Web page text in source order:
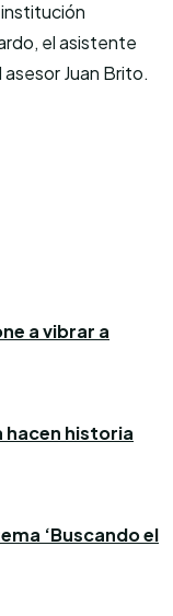
el asistente
Juan Brito.
a vibrar a
hacen historia
‘Buscando el